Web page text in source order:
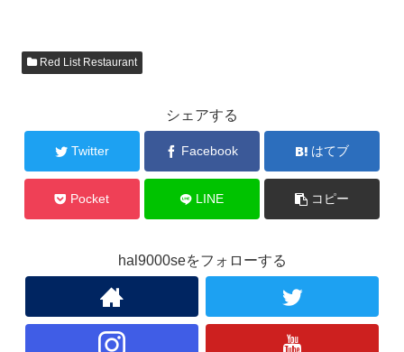
Red List Restaurant
シェアする
Twitter Facebook はてブ
Pocket LINE コピー
hal9000seをフォローする